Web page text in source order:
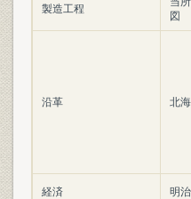
製造工程
図
沿革 北
経済 明